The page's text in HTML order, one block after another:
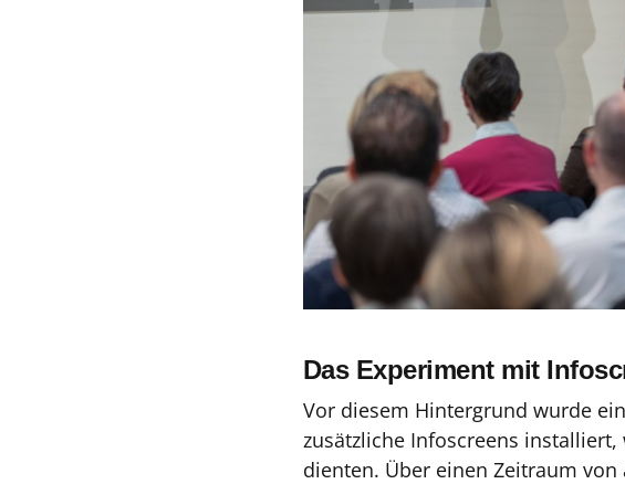
Das Experiment mit
Vor diesem Hintergrund wurde
zusätzliche Infoscreens
dienten. Über einen Zeitraum